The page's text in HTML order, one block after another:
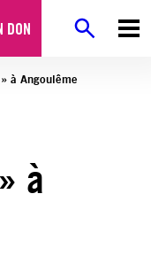
DON
à Angoulême
à